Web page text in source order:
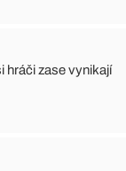
hráči zase vynikají